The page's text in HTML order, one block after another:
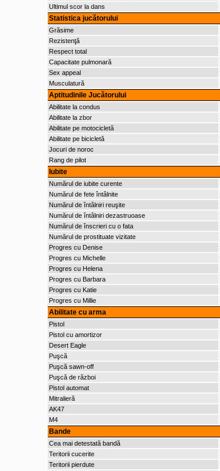
Ultimul scor la dans
Statistica jucătorului
Grăsime
Rezistenţă
Respect total
Capacitate pulmonară
Sex appeal
Musculatură
Aptitudinile Jucătorului
Abilitate la condus
Abilitate la zbor
Abilitate pe motocicletă
Abilitate pe bicicletă
Jocuri de noroc
Rang de pilot
Iubite
Numărul de iubite curente
Numărul de fete întâlnite
Numărul de întâlniri reuşite
Numărul de întâlniri dezastruoase
Numărul de înscrieri cu o fata
Numărul de prostituate vizitate
Progres cu Denise
Progres cu Michelle
Progres cu Helena
Progres cu Barbara
Progres cu Katie
Progres cu Millie
Abilitate cu arma
Pistol
Pistol cu amortizor
Desert Eagle
Puşcă
Puşcă sawn-off
Puşcă de război
Pistol automat
Mitralieră
AK47
M4
Bande
Cea mai detestată bandă
Teritorii cucerite
Teritorii pierdute